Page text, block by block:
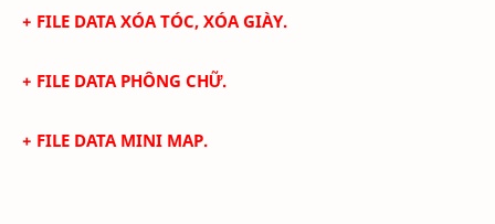
+ FILE DATA XÓA TÓC, XÓA GIÀY.
+ FILE DATA PHÔNG CHỮ.
+ FILE DATA MINI MAP.